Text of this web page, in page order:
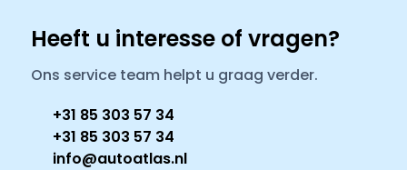
Heeft u interesse of vragen?
Ons service team helpt u graag verder.
+31 85 303 57 34
+31 85 303 57 34
info@autoatlas.nl